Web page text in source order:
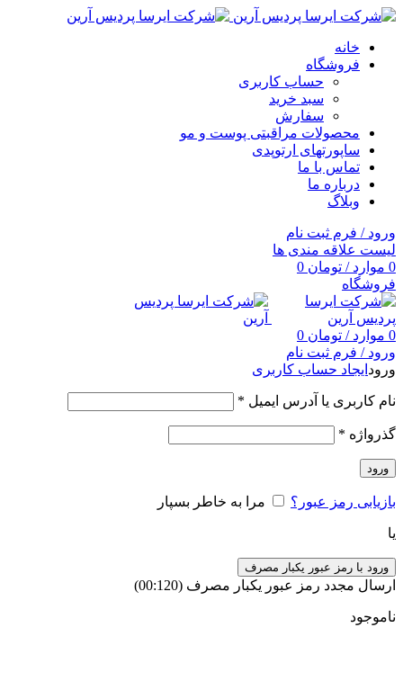
خانه
فروشگاه
حساب کاربری
سبد خرید
سفارش
محصولات مراقبتی پوست و مو
ساپورتهای ارتوپدی
تماس با ما
درباره ما
وبلاگ
ورود / فرم ثبت نام
لیست علاقه مندی ها
0 موارد / تومان
فروشگاه
0 موارد / تومان
ورود / فرم ثبت نام
ورود ایجاد حساب کاربری
نام کاربری یا آدرس ایمیل *
گذرواژه *
ورود
بازیابی رمز عبور؟ مرا به خاطر بسپار
یا
ورود با رمز عبور یکبار مصرف
ارسال مجدد رمز عبور یکبار مصرف (00:
120
)
ناموجود